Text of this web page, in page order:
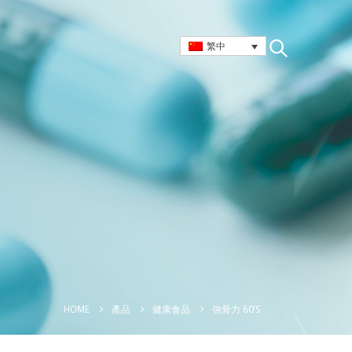
繁中
HOME 產品 健康食品 強骨力 60’S